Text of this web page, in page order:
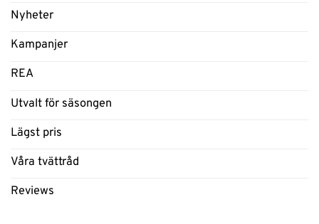
Nyheter
Kampanjer
REA
Utvalt för säsongen
Lägst pris
Våra tvättråd
Reviews